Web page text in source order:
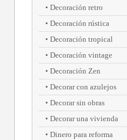
Decoración retro
Decoración rústica
Decoración tropical
Decoración vintage
Decoración Zen
Decorar con azulejos
Decorar sin obras
Decorar una vivienda
Dinero para reforma